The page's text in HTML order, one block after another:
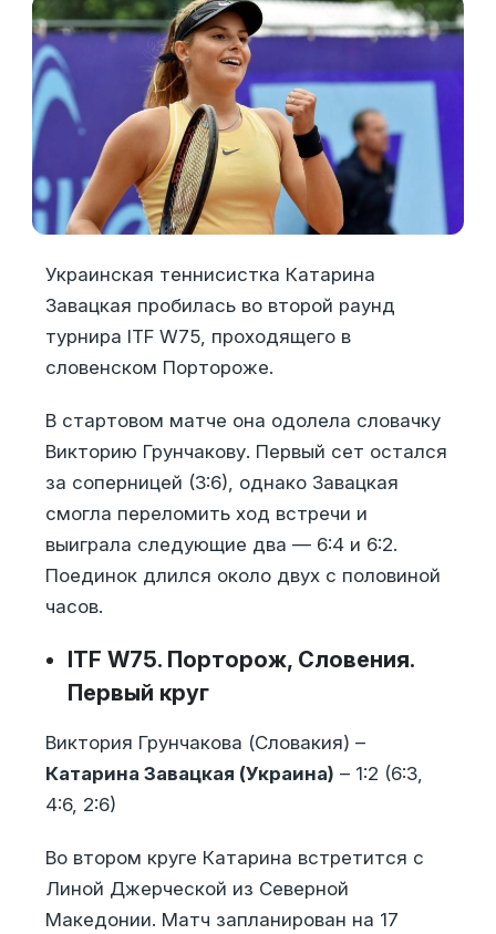
Украинская теннисистка Катарина
Завацкая пробилась во второй раунд
турнира ITF W75, проходящего в
словенском Портороже.
В стартовом матче она одолела словачку
Викторию Грунчакову. Первый сет остался
за соперницей (3:6), однако Завацкая
смогла переломить ход встречи и
выиграла следующие два — 6:4 и 6:2.
Поединок длился около двух с половиной
часов.
ITF W75. Порторож, Словения.
Первый круг
Виктория Грунчакова (Словакия) –
Катарина Завацкая (Украина) – 1:2 (6:3,
4:6, 2:6)
Во втором круге Катарина встретится с
Линой Джерческой из Северной
Македонии. Матч запланирован на 17